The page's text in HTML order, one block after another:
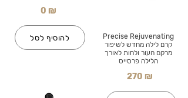
0 ₪
להוסיף לסל
Precise Rejuvenating
קרם לילה מחדש לשיפור
מרקם העור ולחות לאורך
הלילה פרסייס
270 ₪